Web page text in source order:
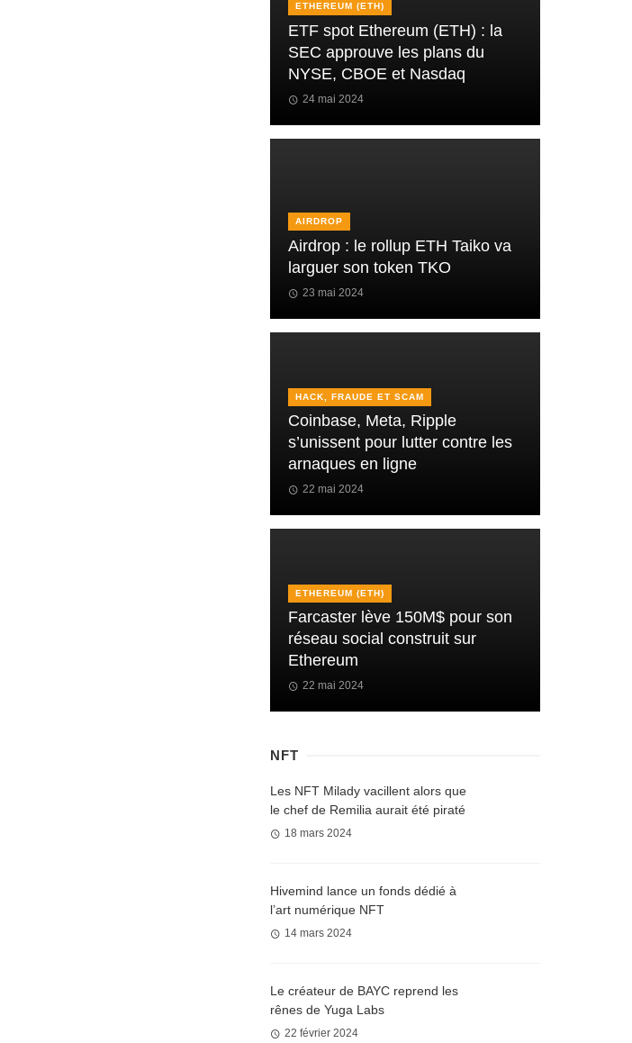
ETHEREUM (ETH)
ETF spot Ethereum (ETH) : la
SEC approuve les plans du
NYSE, CBOE et Nasdaq
24 mai 2024
AIRDROP
Airdrop : le rollup ETH Taiko va
larguer son token TKO
23 mai 2024
HACK, FRAUDE ET SCAM
Coinbase, Meta, Ripple
s’unissent pour lutter contre les
arnaques en ligne
22 mai 2024
ETHEREUM (ETH)
Farcaster lève 150M$ pour son
réseau social construit sur
Ethereum
22 mai 2024
NFT
Les NFT Milady vacillent alors que
le chef de Remilia aurait été piraté
18 mars 2024
Hivemind lance un fonds dédié à
l’art numérique NFT
14 mars 2024
Le créateur de BAYC reprend les
rênes de Yuga Labs
22 février 2024